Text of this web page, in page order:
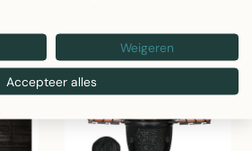
Weigeren
Accepteer alles